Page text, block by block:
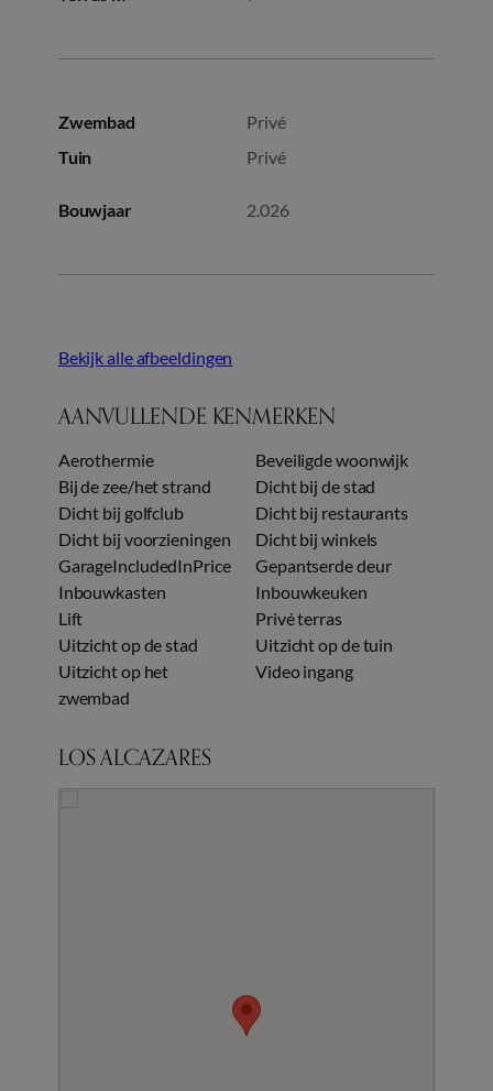
Zwembad
Privé
Tuin
Privé
Bouwjaar 2.026
Bekijk alle afbeeldingen
AANVULLENDE KENMERKEN
Aerothermie
Beveiligde woonwijk
Bij de zee/het strand
Dicht bij de stad
Dicht bij golfclub
Dicht bij restaurants
Dicht bij voorzieningen
Dicht bij winkels
GarageIncludedInPrice
Gepantserde deur
Inbouwkasten
Inbouwkeuken
Lift
Privé terras
Uitzicht op de stad
Uitzicht op de tuin
Uitzicht op het
zwembad
Video ingang
LOS ALCAZARES